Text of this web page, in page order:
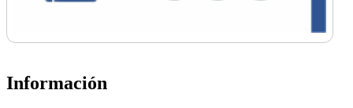
Información